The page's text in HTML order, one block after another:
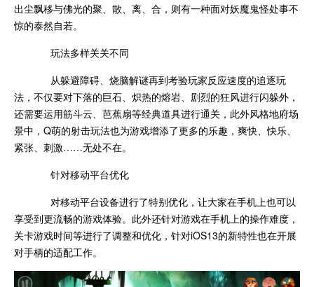
出尘飘移与佛光的聚、散、离、合，则有一种面对妖魔鬼怪处事不
惊的泰然自若。
玩法多样关关不同
从躲避障碍、烧脑解谜再到考验玩家反应速度的追逐玩
法，不仅要对下落的巨石、炽热的熔岩、剧烈的狂风进行闪躲外，
还需要运用筋斗云、芭蕉扇等经典道具进行通关，此外风格地府场
景中，Q萌的射击玩法也为游戏增添了更多的乐趣，爽快、快乐、
紧张、刺激……无处不在。
针对移动平台优化
对移动平台设备进行了特别优化，让大家在手机上也可以
享受到更流畅的游戏体验。此外还针对游戏在手机上的操作难度，
关卡游戏时间等进行了调整和优化，针对iOS13的新特性也在开展
对手柄的适配工作。